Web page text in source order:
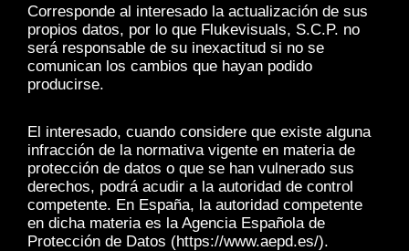
Corresponde al interesado la actualización de sus
propios datos, por lo que Flukevisuals, S.C.P. no
será responsable de su inexactitud si no se
comunican los cambios que hayan podido
producirse.
El interesado, cuando considere que existe alguna
infracción de la normativa vigente en materia de
protección de datos o que se han vulnerado sus
derechos, podrá acudir a la autoridad de control
competente. En España, la autoridad competente
en dicha materia es la Agencia Española de
Protección de Datos (https://www.aepd.es/).